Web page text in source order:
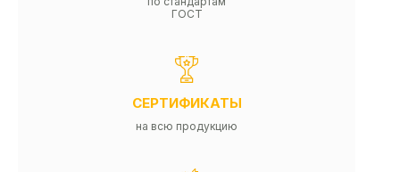
ГОСТ
СЕРТИФИКАТЫ
на всю продукцию